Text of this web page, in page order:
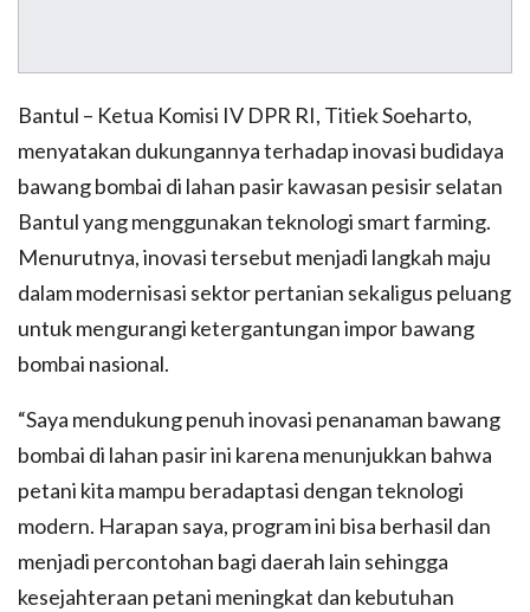
Bantul – Ketua Komisi IV DPR RI, Titiek Soeharto,
menyatakan dukungannya terhadap inovasi budidaya
bawang bombai di lahan pasir kawasan pesisir selatan
Bantul yang menggunakan teknologi smart farming.
Menurutnya, inovasi tersebut menjadi langkah maju
dalam modernisasi sektor pertanian sekaligus peluang
untuk mengurangi ketergantungan impor bawang
bombai nasional.
“Saya mendukung penuh inovasi penanaman bawang
bombai di lahan pasir ini karena menunjukkan bahwa
petani kita mampu beradaptasi dengan teknologi
modern. Harapan saya, program ini bisa berhasil dan
menjadi percontohan bagi daerah lain sehingga
kesejahteraan petani meningkat dan kebutuhan